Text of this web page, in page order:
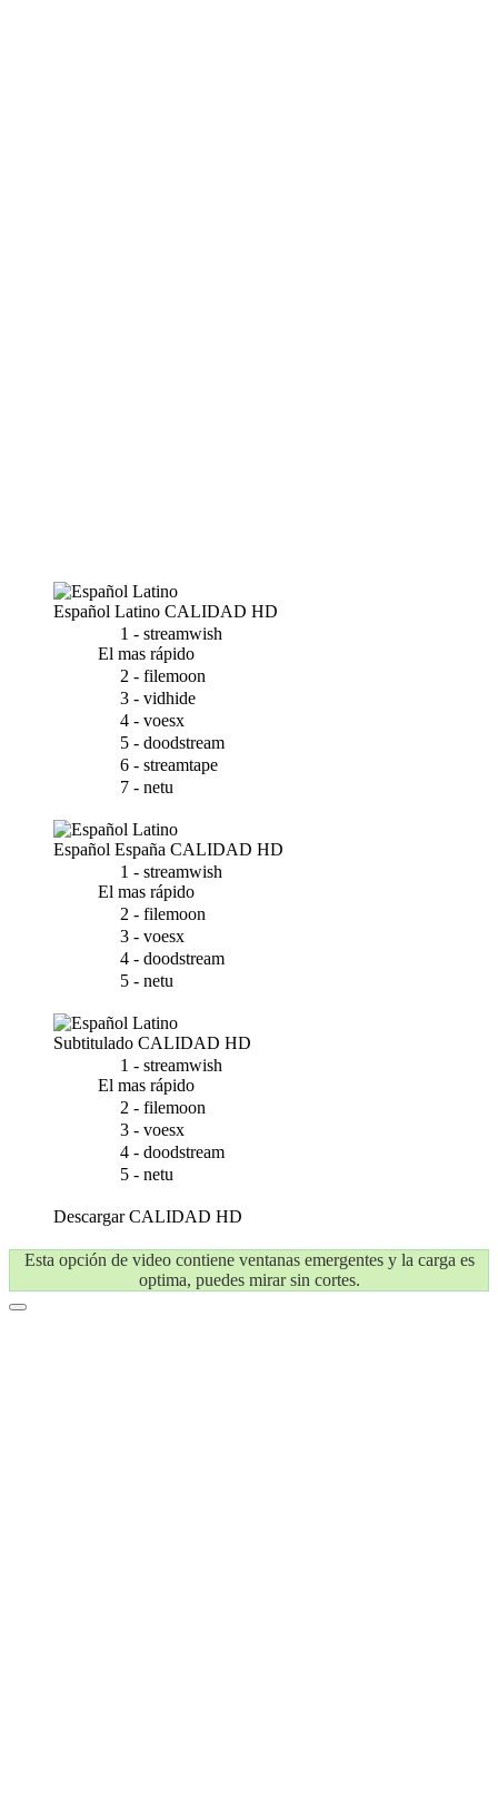
Español Latino CALIDAD HD
1 - streamwish
El mas rápido
2 - filemoon
3 - vidhide
4 - voesx
5 - doodstream
6 - streamtape
7 - netu
Español España CALIDAD HD
1 - streamwish
El mas rápido
2 - filemoon
3 - voesx
4 - doodstream
5 - netu
Subtitulado CALIDAD HD
1 - streamwish
El mas rápido
2 - filemoon
3 - voesx
4 - doodstream
5 - netu
DescargarCALIDAD HD
Esta opción de video contiene ventanas emergentes y la carga es
optima, puedes mirar sin cortes.